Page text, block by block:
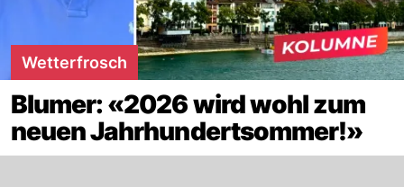
Wetterfrosch
Blumer: «2026 wird wohl zum
neuen Jahrhundertsommer!»